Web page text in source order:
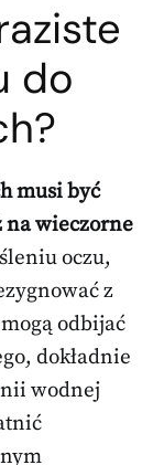
do
musi być
wieczorne
oczu,
z
odbijać
dokładnie
wodnej